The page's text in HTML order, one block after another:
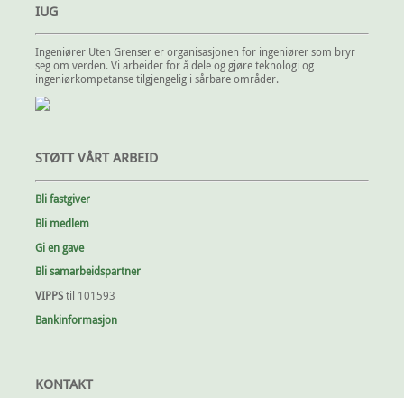
IUG
Ingeniører Uten Grenser er organisasjonen for ingeniører som bryr
seg om verden. Vi arbeider for å dele og gjøre teknologi og
ingeniørkompetanse tilgjengelig i sårbare områder.
STØTT VÅRT ARBEID
Bli fastgiver
Bli medlem
Gi en gave
Bli samarbeidspartner
VIPPS til 101593
Bankinformasjon
KONTAKT